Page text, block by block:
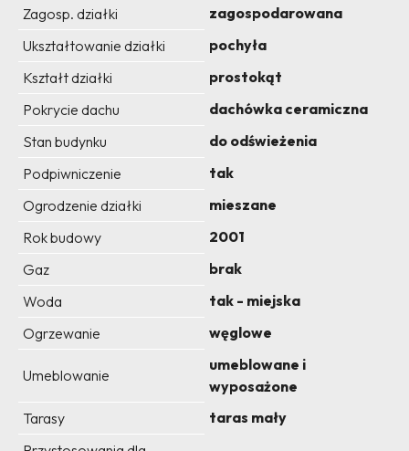
Zagosp. działki
zagospodarowana
Ukształtowanie działki
pochyła
Kształt działki
prostokąt
Pokrycie dachu
dachówka ceramiczna
Stan budynku
do odświeżenia
Podpiwniczenie
tak
Ogrodzenie działki
mieszane
Rok budowy
2001
Gaz
brak
Woda
tak - miejska
Ogrzewanie
węglowe
Umeblowanie
umeblowane i
wyposażone
Tarasy
taras mały